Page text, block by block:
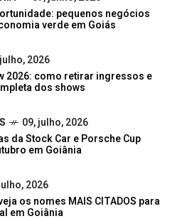
pequenos negócios
verde em Goiás
2026
2026: como retirar ingressos e
dos shows
09, julho, 2026
da Stock Car e Porsche Cup
em Goiânia
2026
os nomes MAIS CITADOS para
em Goiânia